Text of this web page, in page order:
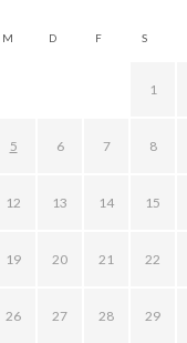
M D F S
1
5 6 7 8
12 13 14 15
19 20 21 22
26 27 28 29